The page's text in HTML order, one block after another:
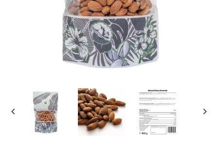
 